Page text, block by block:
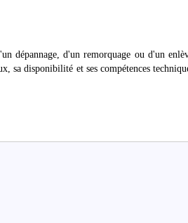
dépannage, d'un remorquage ou d'un
sa disponibilité et ses compétences